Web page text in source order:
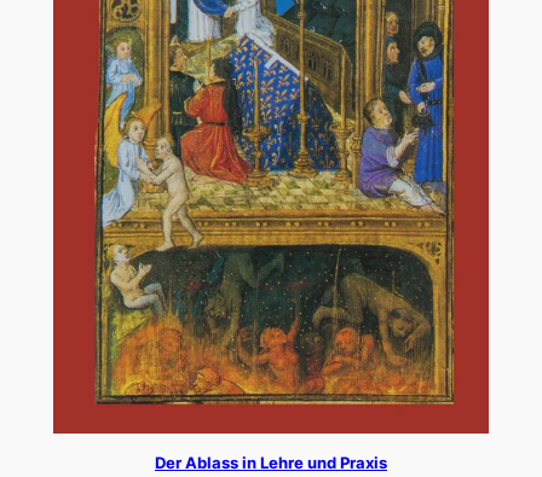
Der Ablass in Lehre und Praxis